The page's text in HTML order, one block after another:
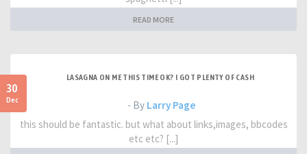
READ MORE
30
Dec
LASAGNA ON ME THIS TIME OK? I GOT PLENTY OF CASH
- By Larry Page
this should be fantastic. but what about links,images, bbcodes
etc etc? [...]